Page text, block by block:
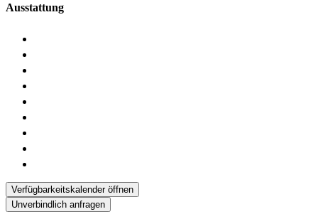
Ausstattung
Verfügbarkeitskalender öffnen
Unverbindlich anfragen